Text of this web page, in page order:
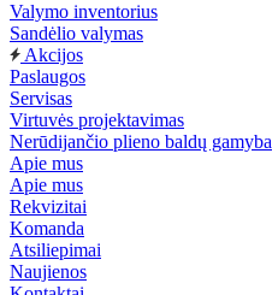
Valymo inventorius
Sandėlio valymas
Akcijos
Paslaugos
Servisas
Virtuvės projektavimas
Nerūdijančio plieno baldų gamyba
Apie mus
Apie mus
Rekvizitai
Komanda
Atsiliepimai
Naujienos